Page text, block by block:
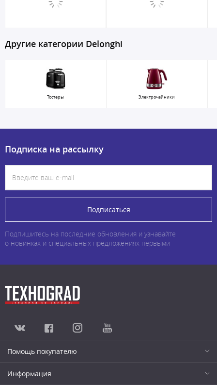
Другие категории Delonghi
Тостеры Электрочайники
Подписка на рассылку
Подписаться
Подпишитесь на последние обновления и узнавайте
о новинках и специальных предложениях первыми
Помощь покупателю
Информация